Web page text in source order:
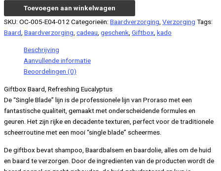
Proraso
Giftbox
Refreshing,
Shampoo,
Balsem
Toevoegen aan winkelwagen
SKU: OC-005-E04-012 Categorieën: Baardverzorging Verzorging Tags:
Baard Baardverzorging cadeau geschenk Giftbox kado
Beschrijving
Aanvullende informatie
Beoordelingen (0)
Giftbox Baard, Refreshing Eucalyptus
De “Single Blade” lijn is de professionele lijn van Proraso met een
fantastische qualiteit, gemaakt met onderscheidende formules en
geuren. Het zijn rijke en decadente texturen, perfect voor de traditionele
scheerroutine met een mooi “single blade” scheermes.
De giftbox bevat shampoo, Baardbalsem en baardolie, alles om de huid
en baard te verzorgen. Door de ingredienten van de producten wordt de